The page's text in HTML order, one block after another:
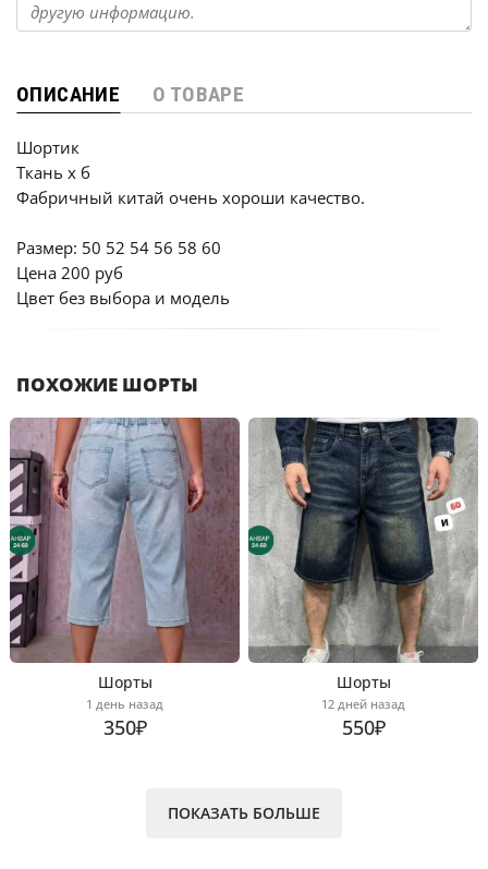
ОПИСАНИЕ О ТОВАРЕ
Шортик
Ткань х б
Фабричный китай очень хороши качество.
Размер: 50 52 54 56 58 60
Цена 200 руб
Цвет без выбора и модель
ПОХОЖИЕ ШОРТЫ
Шорты
1 день назад
350₽
Шорты
12 дней назад
550₽
ПОКАЗАТЬ БОЛЬШЕ